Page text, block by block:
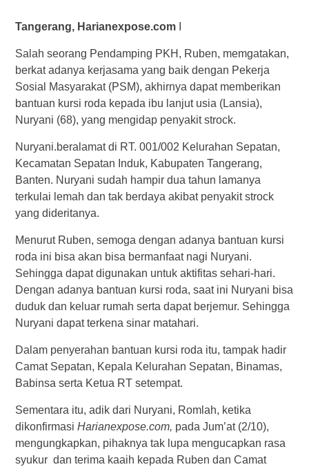
Tangerang, Harianexpose.comI
Salah seorang Pendamping PKH, Ruben, memgatakan,
berkat adanya kerjasama yang baik dengan Pekerja
Sosial Masyarakat (PSM), akhirnya dapat memberikan
bantuan kursi roda kepada ibu lanjut usia (Lansia),
Nuryani (68), yang mengidap penyakit strock.
Nuryani.beralamat di RT. 001/002 Kelurahan Sepatan,
Kecamatan Sepatan Induk, Kabupaten Tangerang,
Banten. Nuryani sudah hampir dua tahun lamanya
terkulai lemah dan tak berdaya akibat penyakit strock
yang dideritanya.
Menurut Ruben, semoga dengan adanya bantuan kursi
roda ini bisa akan bisa bermanfaat nagi Nuryani.
Sehingga dapat digunakan untuk aktifitas sehari-hari.
Dengan adanya bantuan kursi roda, saat ini Nuryani bisa
duduk dan keluar rumah serta dapat berjemur. Sehingga
Nuryani dapat terkena sinar matahari.
Dalam penyerahan bantuan kursi roda itu, tampak hadir
Camat Sepatan, Kepala Kelurahan Sepatan, Binamas,
Babinsa serta Ketua RT setempat.
Sementara itu, adik dari Nuryani, Romlah, ketika
dikonfirmasi Harianexpose.com, pada Jum’at (2/10),
mengungkapkan, pihaknya tak lupa mengucapkan rasa
syukur dan terima kaaih kepada Ruben dan Camat